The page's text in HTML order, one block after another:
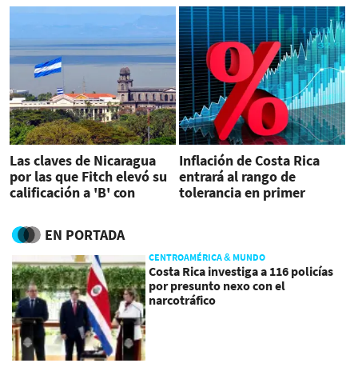
Las claves de Nicaragua
por las que Fitch elevó su
calificación a 'B' con
Inflación de Costa Rica
entrará al rango de
tolerancia en primer
EN PORTADA
CENTROAMÉRICA & MUNDO
Costa Rica investiga a 116 policías
por presunto nexo con el
narcotráfico